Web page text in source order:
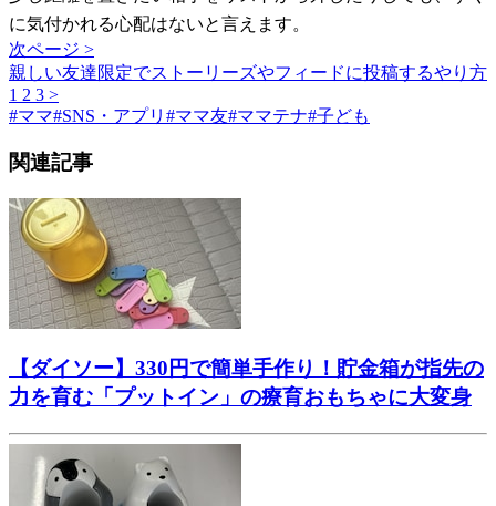
に気付かれる心配はないと言えます。
次ページ >
親しい友達限定でストーリーズやフィードに投稿するやり方
1 2 3 >
#ママ#SNS・アプリ #ママ友#ママテナ#子ども
関連記事
【ダイソー】330円で簡単手作り！貯金箱が指先の
力を育む「プットイン」の療育おもちゃに大変身